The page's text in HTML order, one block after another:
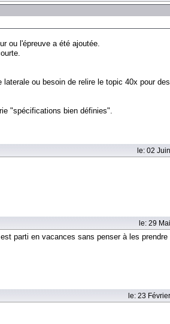
ou l'épreuve a été ajoutée.
ou besoin de relire le topic 40x pour des
"spécifications bien définies".
le: 02
le: 29
parti en vacances sans penser à les prendre
le: 23